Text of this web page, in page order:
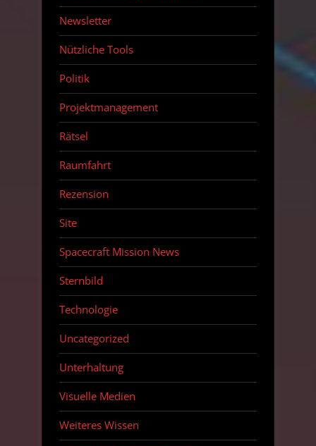
Newsletter
Nützliche Tools
Politik
Projektmanagement
Rätsel
Raumfahrt
Rezension
Site
Spacecraft Mission News
Sternbild
Technologie
Uncategorized
Unterhaltung
Visuelle Medien
Weiteres Wissen